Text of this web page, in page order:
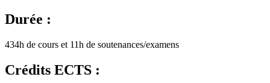
Durée :
434h de cours et 11h de soutenances/examens
Crédits ECTS :